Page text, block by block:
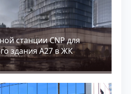
станции CNP для
здания А27 в ЖК